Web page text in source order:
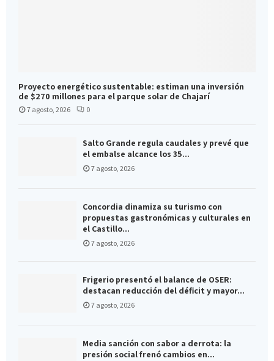
Proyecto energético sustentable: estiman una inversión
de $270 millones para el parque solar de Chajarí
7 agosto, 2026 0
Salto Grande regula caudales y prevé que
el embalse alcance los 35...
7 agosto, 2026
Concordia dinamiza su turismo con
propuestas gastronómicas y culturales en
el Castillo...
7 agosto, 2026
Frigerio presentó el balance de OSER:
destacan reducción del déficit y mayor...
7 agosto, 2026
Media sanción con sabor a derrota: la
presión social frenó cambios en...